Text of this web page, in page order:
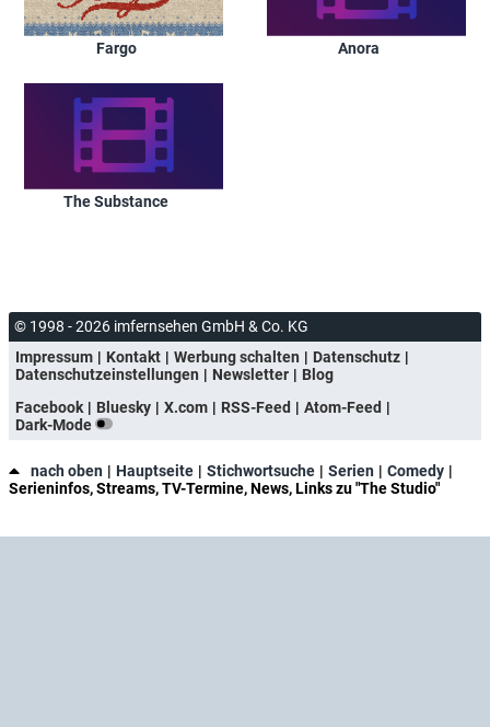
Fargo Anora
The Substance
© 1998 - 2026 imfernsehen GmbH & Co. KG
Impressum
Kontakt Werbung schalten
Datenschutz
Datenschutzeinstellungen
Newsletter
Blog
Facebook
Bluesky X.com RSS-Feed
Atom-Feed
Dark-Mode
nach oben Hauptseite Stichwortsuche Serien
Comedy
Serieninfos, Streams, TV-Termine, News, Links zu "The Studio"